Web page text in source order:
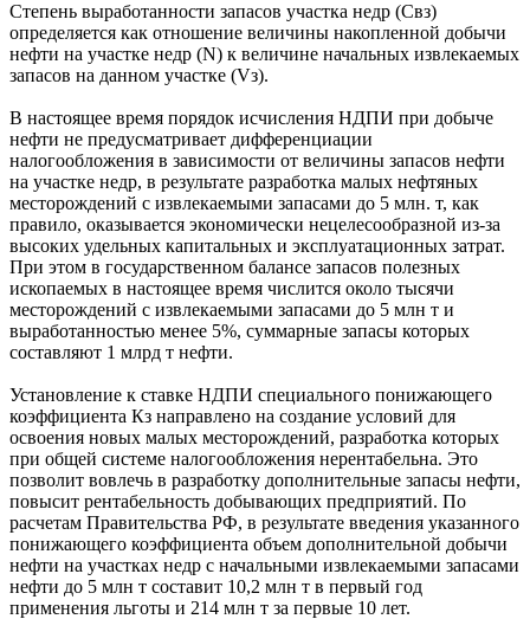
Степень выработанности запасов участка недр (Свз)
определяется как отношение величины накопленной добычи
нефти на участке недр (N) к величине начальных извлекаемых
запасов на данном участке (Vз).
В настоящее время порядок исчисления НДПИ при добыче
нефти не предусматривает дифференциации
налогообложения в зависимости от величины запасов нефти
на участке недр, в результате разработка малых нефтяных
месторождений с извлекаемыми запасами до 5 млн. т, как
правило, оказывается экономически нецелесообразной из-за
высоких удельных капитальных и эксплуатационных затрат.
При этом в государственном балансе запасов полезных
ископаемых в настоящее время числится около тысячи
месторождений с извлекаемыми запасами до 5 млн т и
выработанностью менее 5%, суммарные запасы которых
составляют 1 млрд т нефти.
Установление к ставке НДПИ специального понижающего
коэффициента Кз направлено на создание условий для
освоения новых малых месторождений, разработка которых
при общей системе налогообложения нерентабельна. Это
позволит вовлечь в разработку дополнительные запасы нефти,
повысит рентабельность добывающих предприятий. По
расчетам Правительства РФ, в результате введения указанного
понижающего коэффициента объем дополнительной добычи
нефти на участках недр с начальными извлекаемыми запасами
нефти до 5 млн т составит 10,2 млн т в первый год
применения льготы и 214 млн т за первые 10 лет.